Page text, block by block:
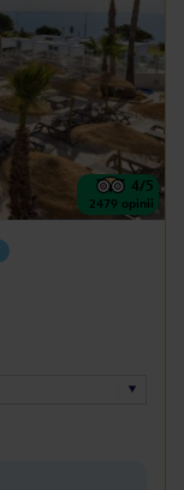
4/5
2479 opinii